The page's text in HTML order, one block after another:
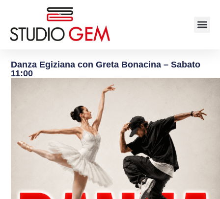
Danza Egiziana con Greta Bonacina – Sabato
11:00